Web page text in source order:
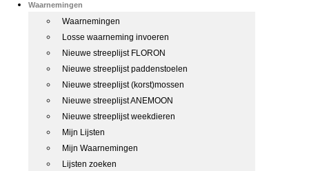
Waarnemingen
Waarnemingen
Losse waarneming invoeren
Nieuwe streeplijst FLORON
Nieuwe streeplijst paddenstoelen
Nieuwe streeplijst (korst)mossen
Nieuwe streeplijst ANEMOON
Nieuwe streeplijst weekdieren
Mijn Lijsten
Mijn Waarnemingen
Lijsten zoeken